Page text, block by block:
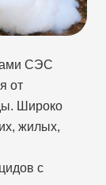
СЭС
от
Широко
жилых,
с